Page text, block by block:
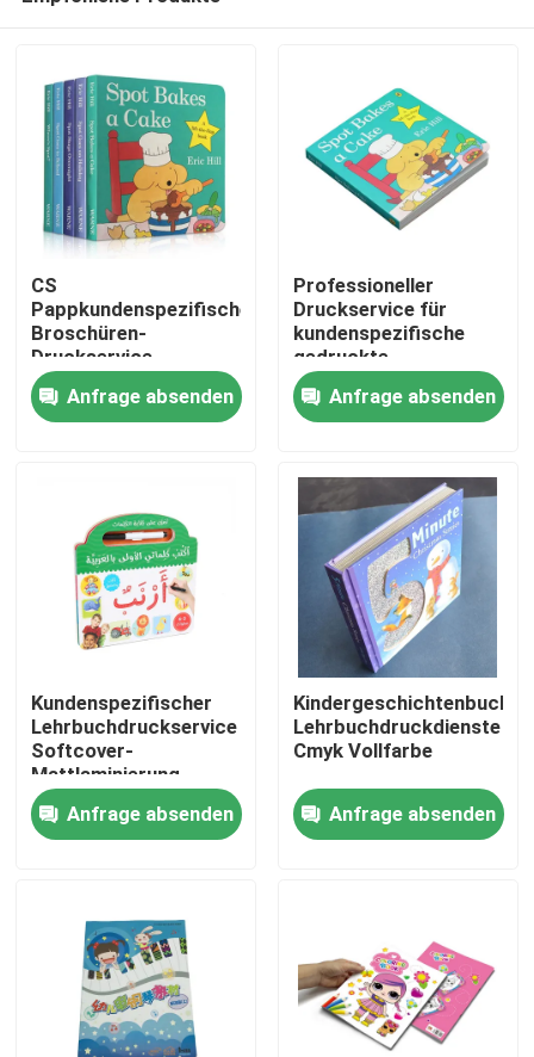
Nach Hause
Kontakte
Produkte
Farbton-Buch-Drucken
Bilderbuch-Drucken
Drucksachefördermaschinentaschen
Lehrbuch-Druckservices
CS
Pappkundenspezifische
Broschüren-
Druckservice-
Farbbroschüren-
perfekte Grenze
Anfrage absenden
Professioneller
Druckservice für
kundenspezifische
gedruckte
Broschüren, perfekt
gebunden und
gebunden
Anfrage absenden
Kundenspezifischer
Lehrbuchdruckservice
Softcover-
Mattlaminierung
Anfrage absenden
Kindergeschichtenbuch
Lehrbuchdruckdienste
Cmyk Vollfarbe
Anfrage absenden